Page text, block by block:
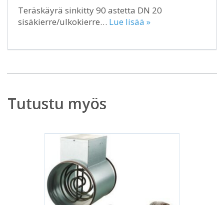
Teräskäyrä sinkitty 90 astetta DN 20
sisäkierre/ulkokierre… Lue lisää »
Tutustu myös